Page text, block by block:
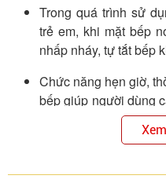
Trong quá trình sử
trẻ em, khi mặt bếp
nhấp nháy, tự tắt bếp
Chức năng hẹn giờ,
bếp giúp người dùng
thời gian đó bếp sẽ tự
Dễ dàng làm sạch